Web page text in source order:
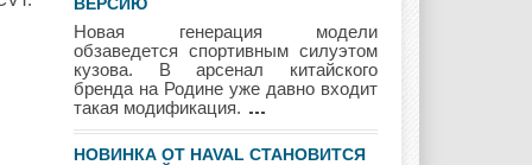
Maybach
Mercury Mini
Новая генерация модели
обзаведется спортивным силуэтом
кузова. В арсенал китайского
бренда на Родине уже давно входит
такая модификация.
НОВИНКА ОТ HAVAL СТАНОВИТСЯ